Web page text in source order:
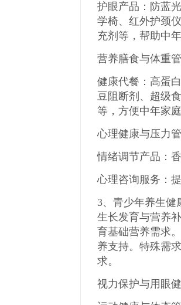
护眼产品：防蓝
学椅、红外护颈
充剂等，帮助中
营养膳食与体重
健康代餐：高蛋
豆阻断剂、超级
等，方便中年家
心理健康与压力
情绪调节产品：
心理咨询服务：
3、 青少年养生健
生长发育与营养
育基础营养需求
养支持。特殊需
求。
视力保护与用眼